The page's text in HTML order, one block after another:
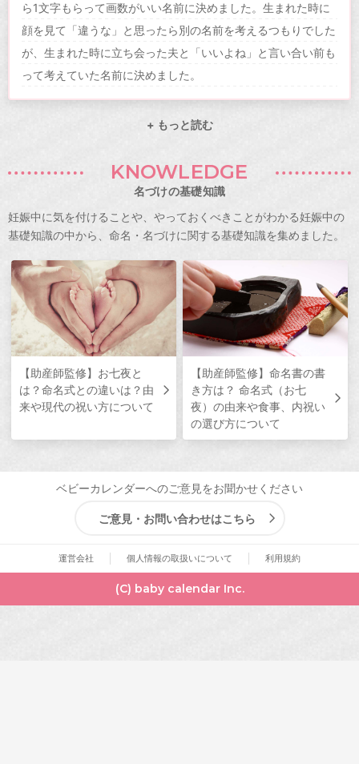
ら1文字もらって画数がいい名前に決めました。生まれた時に
顔を見て「違うな」と思ったら別の名前を考えるつもりでした
が、生まれた時に立ち会った夫と「いいよね」と言い合い前も
って考えていた名前に決めました。
+ もっと読む
KNOWLEDGE
名づけの基礎知識
妊娠中に気を付けることや、やっておくべきことがわかる妊娠中の
基礎知識の中から、命名・名づけに関する基礎知識を集めました。
【助産師監修】お七夜と
は？命名式との違いは？由
来や現代の祝い方について
【助産師監修】命名書の書
き方は？ 命名式（お七
夜）の由来や食事、内祝い
の選び方について
ベビーカレンダーへのご意見をお聞かせください
ご意見・お問い合わせはこちら
運営会社 個人情報の取扱いについて 利用規約
(C) baby calendar Inc.